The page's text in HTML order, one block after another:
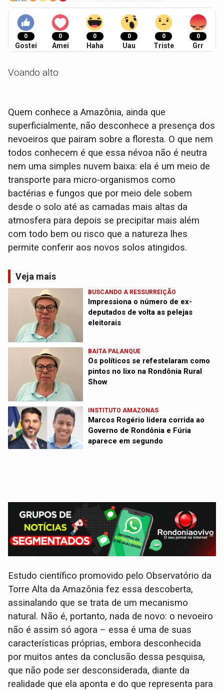
0
Gostei
0
Amei
0
Haha
0
Uau
0
Triste
0
Grr
Voando alto
Quem conhece a Amazônia, ainda que
superficialmente, não desconhece a presença dos
nevoeiros que pairam sobre a floresta. O que nem
todos conhecem é que essa névoa não é neutra
nem uma simples nuvem baixa: ela é um meio de
transporte para micro-organismos como
bactérias e fungos que por meio dele sobem
desde o solo até as camadas mais altas da
atmosfera para depois se precipitar mais além
com todo bem ou risco que a natureza lhes
permite conferir aos novos solos atingidos.
Veja mais
BUSCANDO A RESSURREIÇÃO
Impressiona o número de ex-
deputados de volta as pelejas
eleitorais
BAITA PALANQUE
Os políticos se refestelaram como
pintos no lixo na Rondônia Rural
Show
INSTITUTO AMAZONAS
Marcos Rogério lidera corrida ao
Governo de Rondônia e Fúria
aparece em segundo
Estudo científico promovido pelo Observatório da
Torre Alta da Amazônia fez essa descoberta,
assinalando que se trata de um mecanismo
natural. Não é, portanto, nada de novo: o nevoeiro
não é assim só agora – essa é uma de suas
características próprias, embora desconhecida
por muitos antes da conclusão dessa pesquisa,
que não pode ser desconsiderada, diante da
realidade que ela aponta e do que representa para